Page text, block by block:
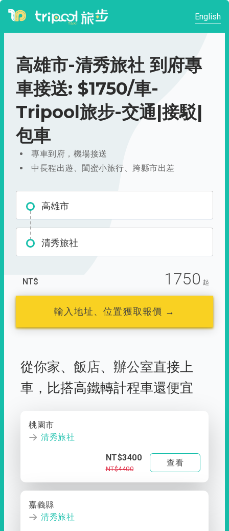
English
高雄市-清秀旅社 到府專
車接送: $1750/車-
Tripool旅步-交通|接駁|
包車
專車到府，機場接送
中長程出遊、閨蜜小旅行、跨縣市出差
高雄市
清秀旅社
NT$ 1750 起
輸入地址、位置獲取報價 →
從你家、 飯店、 辦公室直接上
車， 比搭高鐵轉計程車還便宜
桃園市
清秀旅社
NT$3400
NT$4400
查看
嘉義縣
清秀旅社